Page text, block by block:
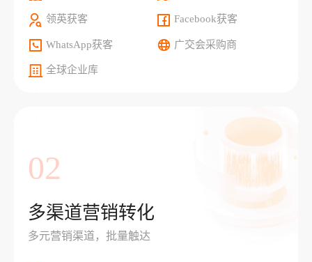
领英获客 Facebook获客
WhatsApp获客 广交会采购商
全球企业库
02
多渠道营销转化
多元营销渠道，批量触达